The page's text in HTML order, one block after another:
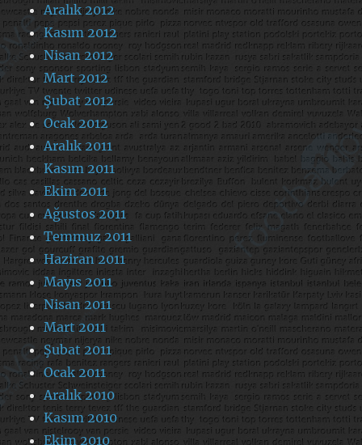
Aralık 2012
Kasım 2012
Nisan 2012
Mart 2012
Şubat 2012
Ocak 2012
Aralık 2011
Kasım 2011
Ekim 2011
Ağustos 2011
Temmuz 2011
Haziran 2011
Mayıs 2011
Nisan 2011
Mart 2011
Şubat 2011
Ocak 2011
Aralık 2010
Kasım 2010
Ekim 2010